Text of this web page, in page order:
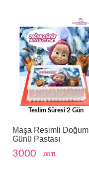
Teslim Süresi 2 Gün
Maşa Resimli Doğum
Günü Pastası
3000 ,00 TL